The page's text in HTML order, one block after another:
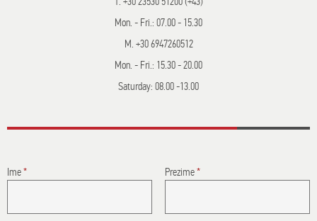
Mon. - Fri.: 07.00 - 15.30
M. +30 6947260512
Mon. - Fri.: 15.30 - 20.00
Saturday: 08.00 -13.00
Ime* Prezime*